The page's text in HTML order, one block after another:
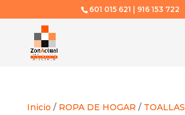
601 015 621 | 916 153 722
Inicio / ROPA DE HOGAR / TOALLAS